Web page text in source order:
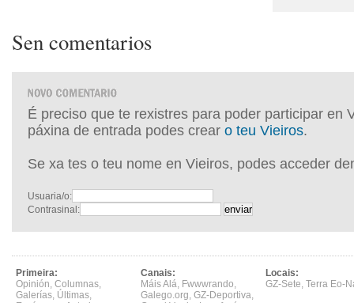
Sen comentarios
É preciso que te rexistres para poder participar en
páxina de entrada podes crear o teu Vieiros.
Se xa tes o teu nome en Vieiros, podes acceder
Usuaria/o:
Contrasinal:
Primeira:
Opinión, Columnas,
Galerías, Últimas,
Canais:
Máis Alá, Fwwwrando,
Galego.org, GZ-Deportiva,
Locais:
GZ-Sete, Terra Eo-